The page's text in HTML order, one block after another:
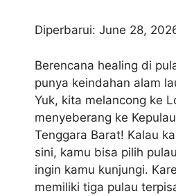
Diperbarui: June 28,
Berencana healing di
punya keindahan alam
Yuk, kita melancong ke
menyeberang ke
Tenggara Barat! Kalau
sini, kamu bisa pilih
ingin kamu kunjungi.
memiliki tiga pulau